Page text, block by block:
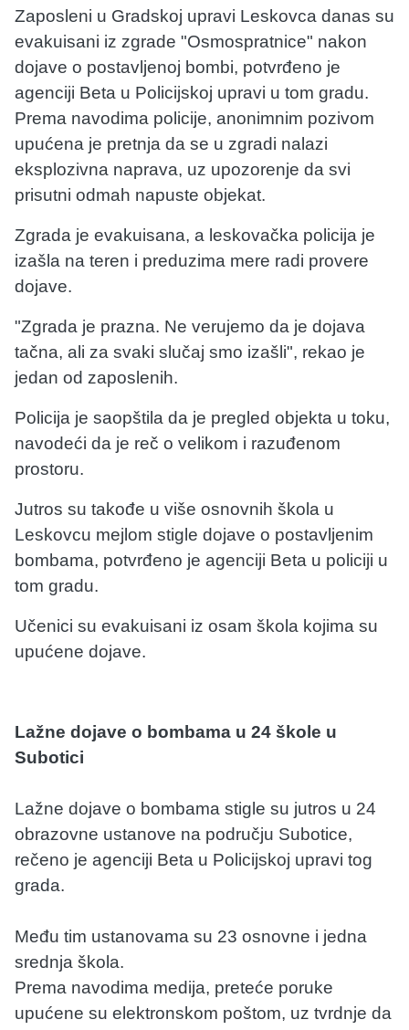
Zaposleni u Gradskoj upravi Leskovca danas su
evakuisani iz zgrade "Osmospratnice" nakon
dojave o postavljenoj bombi, potvrđeno je
agenciji Beta u Policijskoj upravi u tom gradu.
Prema navodima policije, anonimnim pozivom
upućena je pretnja da se u zgradi nalazi
eksplozivna naprava, uz upozorenje da svi
prisutni odmah napuste objekat.
Zgrada je evakuisana, a leskovačka policija je
izašla na teren i preduzima mere radi provere
dojave.
"Zgrada je prazna. Ne verujemo da je dojava
tačna, ali za svaki slučaj smo izašli", rekao je
jedan od zaposlenih.
Policija je saopštila da je pregled objekta u toku,
navodeći da je reč o velikom i razuđenom
prostoru.
Jutros su takođe u više osnovnih škola u
Leskovcu mejlom stigle dojave o postavljenim
bombama, potvrđeno je agenciji Beta u policiji u
tom gradu.
Učenici su evakuisani iz osam škola kojima su
upućene dojave.
Lažne dojave o bombama u 24 škole u
Subotici
Lažne dojave o bombama stigle su jutros u 24
obrazovne ustanove na području Subotice,
rečeno je agenciji Beta u Policijskoj upravi tog
grada.
Među tim ustanovama su 23 osnovne i jedna
srednja škola.
Prema navodima medija, preteće poruke
upućene su elektronskom poštom, uz tvrdnje da